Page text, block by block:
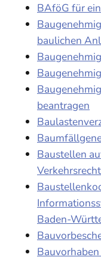
BAföG für
baulichen
beantragen
Baustellen
Baden-